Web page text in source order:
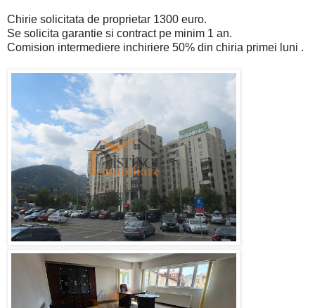
Chirie solicitata de proprietar 1300 euro.
Se solicita garantie si contract pe minim 1 an.
Comision intermediere inchiriere 50% din chiria primei luni .